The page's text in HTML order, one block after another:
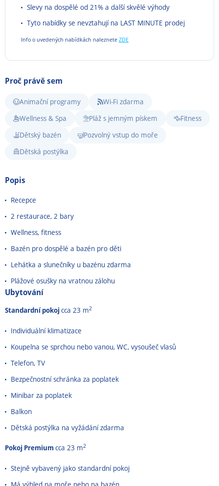
Slevy na dospělé od 21% a další skvělé výhody
Tyto nabídky se nevztahují na LAST MINUTE prodej
Info o uvedených nabídkách naleznete ZDE
Proč právě sem
Animační programy
Wi-Fi zdarma
Wellness & Spa
Pláž s jemným pískem
Fitness
Dětský bazén
Pozvolný vstup do moře
Dětská postýlka
Popis
Recepce
2 restaurace, 2 bary
Wellness, fitness
Bazén pro dospělé a bazén pro děti
Lehátka a slunečníky u bazénu zdarma
Plážové osušky na vratnou zálohu
Ubytování
Standardní pokoj cca 23 m2
Individuální klimatizace
Koupelna se sprchou nebo vanou, WC, vysoušeč vlasů
Telefon, TV
Bezpečnostní schránka za poplatek
Minibar za poplatek
Balkon
Dětská postýlka na vyžádání zdarma
Pokoj Premium cca 23 m2
Stejně vybavený jako standardní pokoj